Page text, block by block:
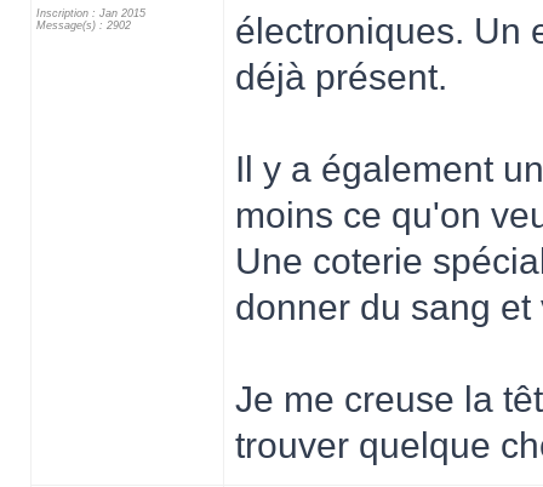
Inscription : Jan 2015
Message(s) : 2902
électroniques. Un
déjà présent.
Il y a également
moins ce qu'on
Une coterie
donner du sang
Je me creuse la
trouver quelque